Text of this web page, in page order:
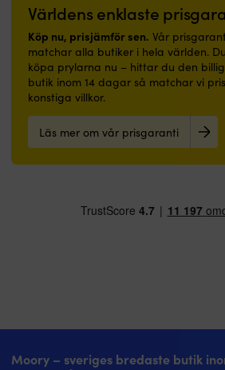
Världens enklaste
Köp nu, prisjämför sen. Vår
matchar alla butiker i hela världen.
köpa prylarna nu – hittar du den
butik inom 14 dagar så matchar vi
konstiga villkor.
Läs mer om vår prisgaranti
Moory – sveriges bredaste butik